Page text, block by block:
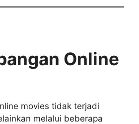
Online
movies tidak terjadi
melalui beberapa